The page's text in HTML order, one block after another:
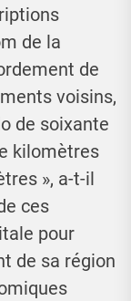
de la
de
voisins,
de soixante
kilomètres
», a-t-il
ces
pour
de sa région